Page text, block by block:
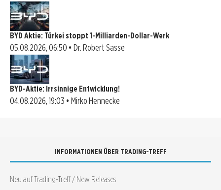
BYD Aktie: Türkei stoppt 1-Milliarden-Dollar-Werk
05.08.2026, 06:50 • Dr. Robert Sasse
BYD-Aktie: Irrsinnige Entwicklung!
04.08.2026, 19:03 • Mirko Hennecke
INFORMATIONEN ÜBER TRADING-TREFF
Neu auf Trading-Treff / New Releases